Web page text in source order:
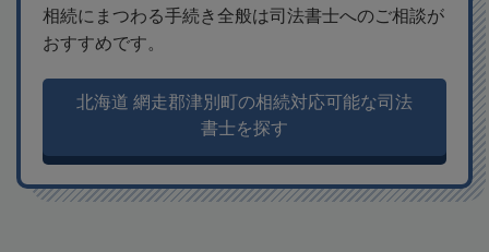
相続にまつわる手続き全般は司法書士へのご相談が
おすすめです。
北海道 網走郡津別町の相続対応可能な司法
書士を探す